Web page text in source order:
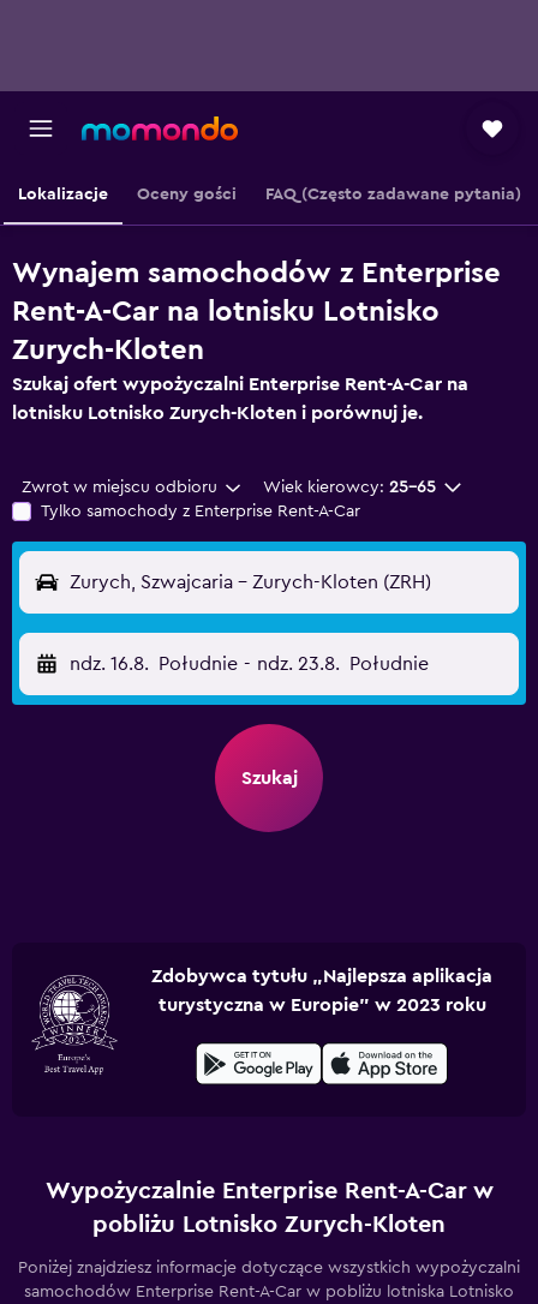
Lokalizacje Oceny gości FAQ (Często zadawane pytania)
Wynajem samochodów z Enterprise
Rent-A-Car na lotnisku Lotnisko
Zurych-Kloten
Szukaj ofert wypożyczalni Enterprise Rent-A-Car na
lotnisku Lotnisko Zurych-Kloten i porównuj je.
Zwrot w miejscu odbioru Wiek kierowcy: 25-65
Tylko samochody z Enterprise Rent-A-Car
Zurych, Szwajcaria - Zurych-Kloten (ZRH)
ndz. 16.8. Południe - ndz. 23.8. Południe
Szukaj
Zdobywca tytułu „Najlepsza aplikacja
turystyczna w Europie” w 2023 roku
Wypożyczalnie Enterprise Rent-A-Car w
pobliżu Lotnisko Zurych-Kloten
Poniżej znajdziesz informacje dotyczące wszystkich wypożyczalni
samochodów Enterprise Rent-A-Car w pobliżu lotniska Lotnisko